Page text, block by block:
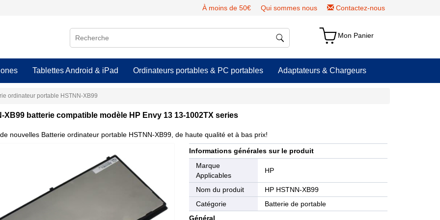
À moins de 50€ Qui sommes nous Contactez-nous
Mon Panier
Tablettes Android & iPad Ordinateurs portables & PC portables Adaptateurs & Chargeurs
ordinateur portable HSTNN-XB99
XB99 batterie compatible modèle HP Envy 13 13-1002TX series
nouvelles Batterie ordinateur portable HSTNN-XB99, de haute qualité et à bas prix!
Informations générales sur le produit
Marque
Applicables
HP
Nom du produit
HP HSTNN-XB99
Catégorie
Batterie de portable
Général